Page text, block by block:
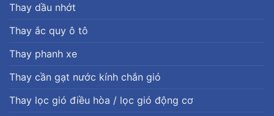
Thay dầu nhớt
Thay ắc quy ô tô
Thay phanh xe
Thay cần gạt nước kính chắn gió
Thay lọc gió điều hòa / lọc gió động cơ